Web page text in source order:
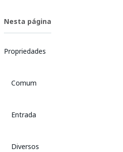
Nesta página
Propriedades
Comum
Entrada
Diversos